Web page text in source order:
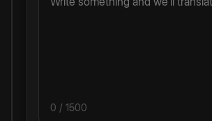
0 / 1500